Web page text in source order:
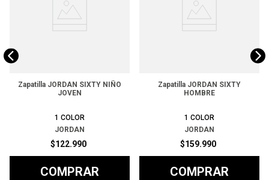
Zapatilla JORDAN SIXTY NIÑO
JOVEN
1 COLOR
JORDAN
$122.990
COMPRAR
Zapatilla JORDAN SIXTY
HOMBRE
1 COLOR
JORDAN
$159.990
COMPRAR